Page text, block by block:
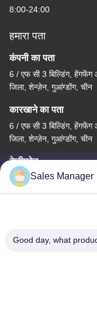
8:00-24:00
हमारा पता
कंपनी का पता
6 / एफ सी 3 बिल्डिंग, हेंगफेंग
जिला, शेन्ज़ेन, गुआंग्डोंग, चीन
कारखाने का पता
6 / एफ सी 3 बिल्डिंग, हेंगफेंग
जिला, शेन्ज़ेन, गुआंग्डोंग, चीन
टेलीफोन
86--13662697476
चीन अच्छी गुणवत्ता धातु
Sales Manager
Good day, what